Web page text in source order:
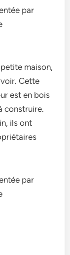
maison,
Cette
est en bois
construire.
ils ont